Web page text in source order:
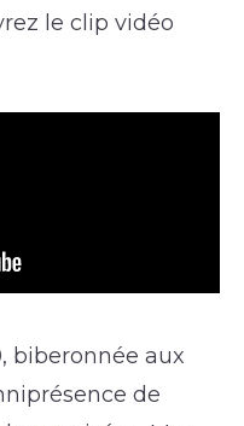
le clip vidéo
biberonnée aux
de